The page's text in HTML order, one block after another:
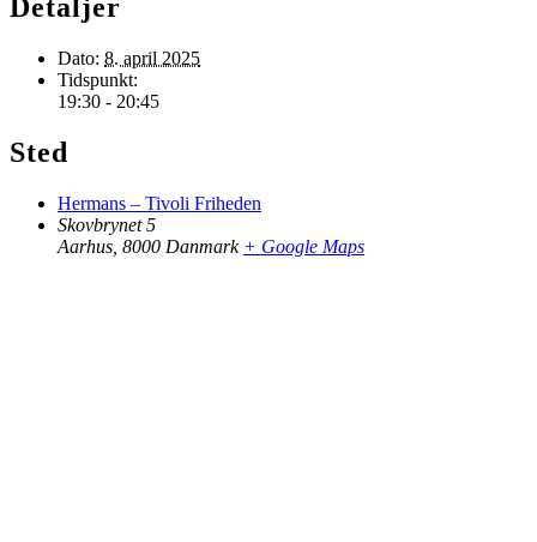
Detaljer
Dato: 8. april 2025
Tidspunkt:
19:30 - 20:45
Sted
Hermans – Tivoli Friheden
Skovbrynet 5
Aarhus 8000 Danmark + Google Maps